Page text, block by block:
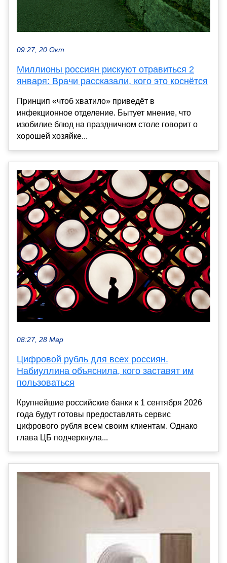
09:27, 20 Окт
Миллионы россиян рискуют отравиться 2
января: Врачи рассказали, кого это коснётся
Принцип «чтоб хватило» приведёт в
инфекционное отделение. Бытует мнение, что
изобилие блюд на праздничном столе говорит о
хорошей хозяйке...
08:27, 28 Мар
Цифровой рубль для всех россиян.
Набиуллина объяснила, кого заставят им
пользоваться
Крупнейшие российские банки к 1 сентября 2026
года будут готовы предоставлять сервис
цифрового рубля всем своим клиентам. Однако
глава ЦБ подчеркнула...